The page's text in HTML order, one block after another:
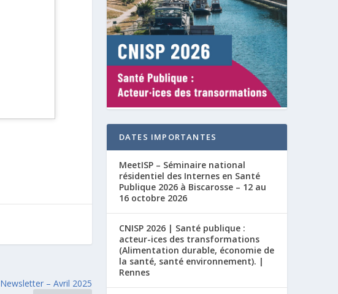
Newsletter – Avril 2025
DATES IMPORTANTES
MeetISP – Séminaire national
résidentiel des Internes en Santé
Publique 2026 à Biscarosse – 12 au
16 octobre 2026
CNISP 2026 | Santé publique :
acteur-ices des transformations
(Alimentation durable, économie de
la santé, santé environnement). |
Rennes